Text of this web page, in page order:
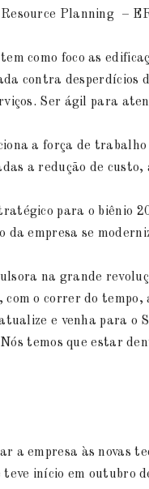
Planning –
como foco as
contra desperdícios
Ser ágil para
a força de
a redução de custo,
para o biênio
da empresa se
na grande
o correr do tempo,
e venha para o
temos que estar
a empresa às novas
início em outubro